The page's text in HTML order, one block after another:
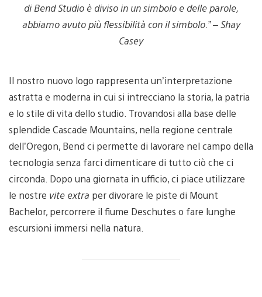
di Bend Studio è diviso in un simbolo e delle parole,
abbiamo avuto più flessibilità con il simbolo.” – Shay
Casey
Il nostro nuovo logo rappresenta un’interpretazione
astratta e moderna in cui si intrecciano la storia, la patria
e lo stile di vita dello studio. Trovandosi alla base delle
splendide Cascade Mountains, nella regione centrale
dell’Oregon, Bend ci permette di lavorare nel campo della
tecnologia senza farci dimenticare di tutto ciò che ci
circonda. Dopo una giornata in ufficio, ci piace utilizzare
le nostre vite extra per divorare le piste di Mount
Bachelor, percorrere il fiume Deschutes o fare lunghe
escursioni immersi nella natura.